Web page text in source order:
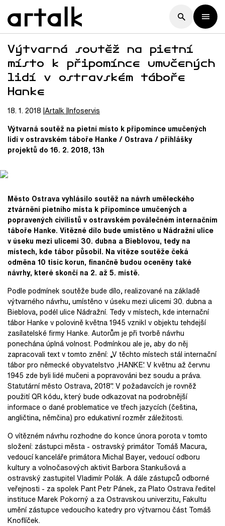
Výtvarná soutěž na pietní
místo k připomínce umučených
lidí v ostravském táboře
Hanke
18. 1. 2018 Artalk Infoservis
Výtvarná soutěž na pietní místo k připomínce umučených
lidí v ostravském táboře Hanke / Ostrava / přihlášky
projektů do 16. 2. 2018, 13h
Město Ostrava vyhlásilo soutěž na návrh uměleckého
ztvárnění pietního místa k připomínce umučených a
popravených civilistů v ostravském poválečném internačním
táboře Hanke. Vítězné dílo bude umístěno u Nádražní ulice
v úseku mezi ulicemi 30. dubna a Bieblovou, tedy na
místech, kde tábor působil. Na vítěze soutěže čeká
odměna 10 tisíc korun, finančně budou oceněny také
návrhy, které skončí na 2. až 5. místě.
Podle podmínek soutěže bude dílo, realizované na základě
výtvarného návrhu, umístěno v úseku mezi ulicemi 30. dubna a
Bieblova, podél ulice Nádražní. Tedy v místech, kde internační
tábor Hanke v polovině května 1945 vznikl v objektu tehdejší
zasílatelské firmy Hanke. Autorům je při tvorbě návrhu
ponechána úplná volnost. Podmínkou ale je, aby do něj
zapracovali text v tomto znění: „V těchto místech stál internační
tábor pro německé obyvatelstvo ,HANKE'. V květnu až červnu
1945 zde byli lidé mučeni a popravováni bez soudu a práva.
Statutární město Ostrava, 2018". V požadavcích je rovněž
použití QR kódu, který bude odkazovat na podrobnější
informace o dané problematice ve třech jazycích (čeština,
angličtina, němčina) pro edukativní rozměr záležitosti.
O vítězném návrhu rozhodne do konce února porota v tomto
složení: zástupci města - ostravský primátor Tomáš Macura,
vedoucí kanceláře primátora Michal Bayer, vedoucí odboru
kultury a volnočasových aktivit Barbora Stankušová a
ostravský zastupitel Vladimír Polák. A dále zástupců odborné
veřejnosti - za spolek Pant Petr Pánek, za Plato Ostrava ředitel
instituce Marek Pokorný a za Ostravskou univerzitu, Fakultu
umění zástupce vedoucího katedry pro výtvarnou část Tomáš
Knoflíček.